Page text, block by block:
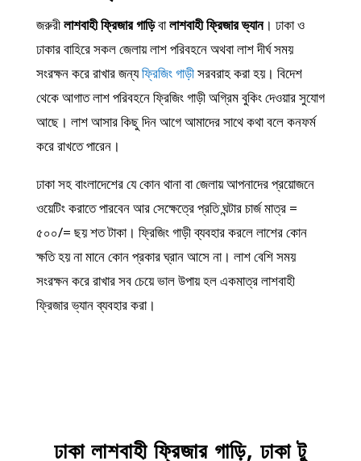
জরুরীলাশবাহী ফ্রিজার গাড়িবালাশবাহী ফ্রিজার ভ্যান। ঢাকা ও
ঢাকার বাহিরে সকল জেলায় লাশ পরিবহনে অথবা লাশ দীর্ঘ সময়
সংরক্ষন করে রাখার জন্যফ্রিজিং গাড়ীসরবরাহ করা হয়। বিদেশ
থেকে আগাত লাশ পরিবহনে ফ্রিজিং গাড়ী অগ্রিম বুকিং দেওয়ার সুযোগ
আছে। লাশ আসার কিছু দিন আগে আমাদের সাথে কথা বলে কনফর্ম
করে রাখতে পারেন।
ঢাকা সহ বাংলাদেশের যে কোন থানা বা জেলায় আপনাদের প্রয়োজনে
ওয়েটিং করাতে পারবেন আর সেক্ষেত্রে প্রতি ঘন্টার চার্জ মাত্র =
৫০০/= ছয় শত টাকা। ফ্রিজিং গাড়ী ব্যবহার করলে লাশের কোন
ক্ষতি হয় না মানে কোন প্রকার ঘ্রান আসে না। লাশ বেশি সময়
সংরক্ষন করে রাখার সব চেয়ে ভাল উপায় হল একমাত্র লাশবাহী
ফ্রিজার ভ্যান ব্যবহার করা।
ঢাকালাশবাহী ফ্রিজার গাড়ি, ঢাকা টু